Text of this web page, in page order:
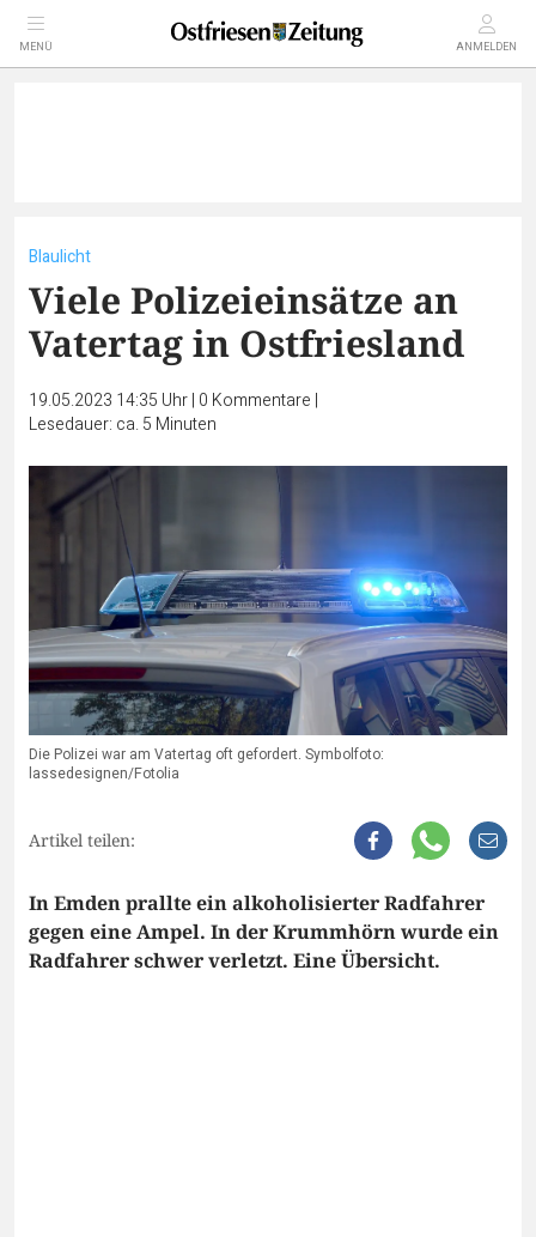
MENÜ ANMELDEN
Blaulicht
Viele Polizeieinsätze an
Vatertag in Ostfriesland
19.05.2023 14:35 Uhr| 0 Kommentare |
Lesedauer: ca. 5 Minuten
Die Polizei war am Vatertag oft gefordert. Symbolfoto:
lassedesignen/Fotolia
Artikel teilen:
In Emden prallte ein alkoholisierter Radfahrer
gegen eine Ampel. In der Krummhörn wurde ein
Radfahrer schwer verletzt. Eine Übersicht.